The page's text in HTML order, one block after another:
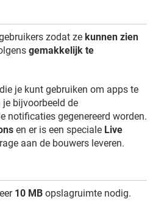
zodat ze kunnen zien
gemakkelijk te
je kunt gebruiken om apps te
bijvoorbeeld de
notificaties gegenereerd worden.
en er is een speciale Live
aan de bouwers leveren.
10 MB opslagruimte nodig.